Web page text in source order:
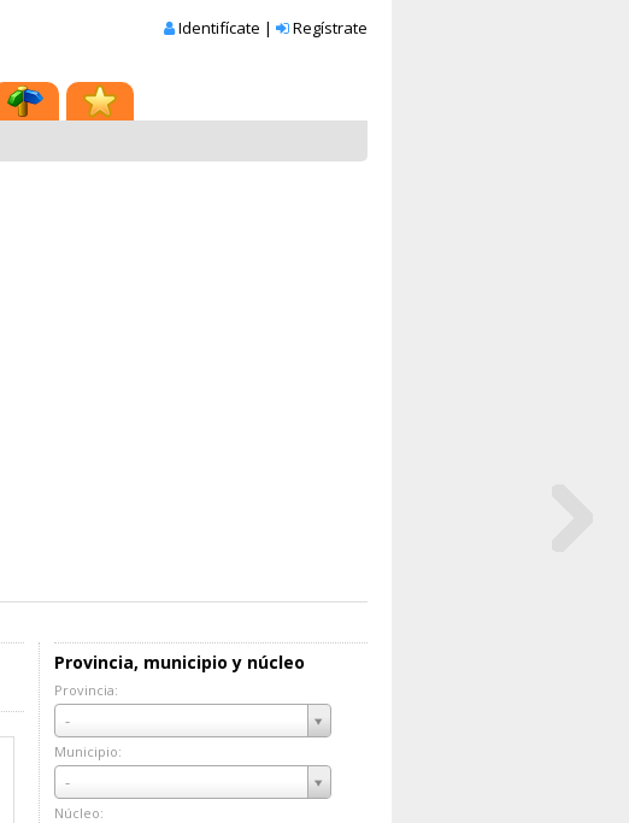
Identifícate | Regístrate
Provincia, municipio y núcleo
Provincia:
-
Provincia:
Municipio:
-
Municipio:
Núcleo: